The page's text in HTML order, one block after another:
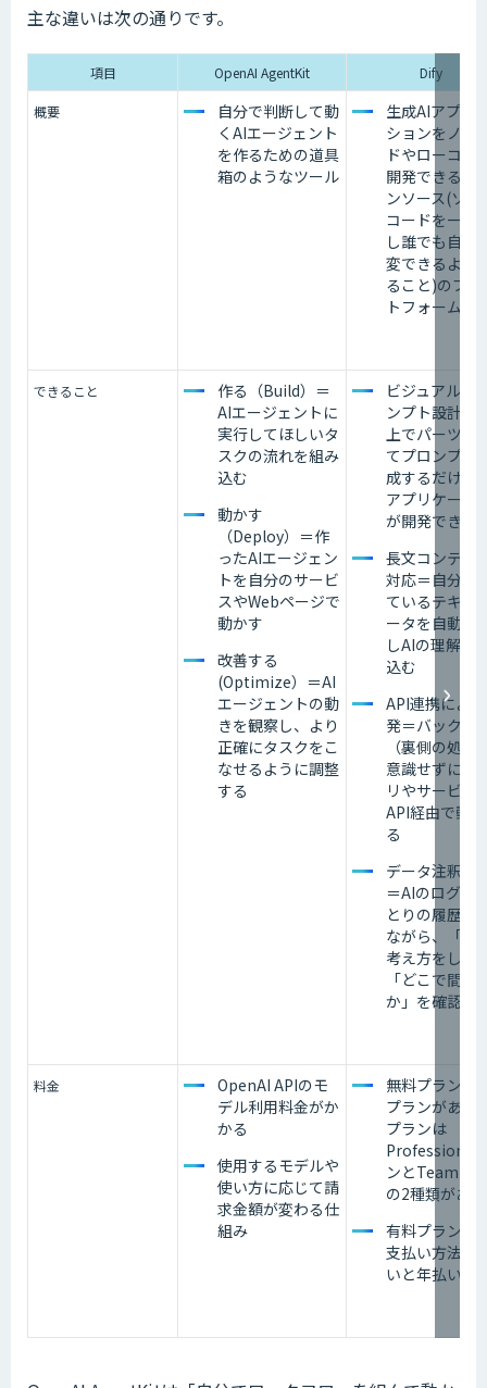
主な違いは次の通りです。
項目 OpenAI AgentKit Dify
概要
自分で判断して動
くAIエージェント
を作るための道具
箱のようなツール
生成AIアプリ
ションをノー
ドやローコー
開発できるオ
ンソース(ソー
コードを一般
し誰でも自由
変できるよう
ること)のプラ
トフォーム
できること
作る（Build）＝
AIエージェントに
実行してほしいタ
スクの流れを組み
込む
動かす
（Deploy）＝作
ったAIエージェン
トを自分のサービ
スやWebページで
動かす
改善する
(Optimize）＝AI
エージェントの動
きを観察し、より
正確にタスクをこ
なせるように調整
する
ビジュアル・
ンプト設計＝
上でパーツを
てプロンプト
成するだけで
アプリケーシ
が開発できる
長文コンテキ
対応＝自分の
ているテキス
ータを自動で
しAIの理解に
込む
API連携によ
発＝バックエ
（裏側の処理
意識せずに、
リやサービス
API経由で動
る
データ注釈と
＝AIのログ（
とりの履歴）
ながら、「ど
考え方をした
「どこで間違
か」を確認で
料金
OpenAI APIのモ
デル利用料金がか
かる
使用するモデルや
使い方に応じて請
求金額が変わる仕
組み
無料プラン・
プランがあり
プランは
Professional
ンとTeamプ
の2種類がある
有料プランの
支払い方法は
いと年払いが